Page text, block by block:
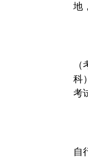
地
科
考
自